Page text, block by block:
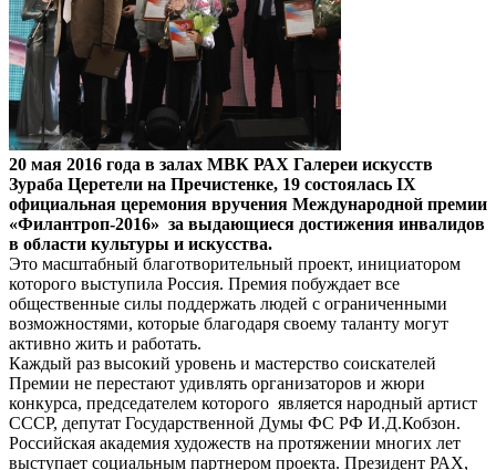
20 мая 2016 года в залах МВК РАХ Галереи искусств
Зураба Церетели на Пречистенке, 19 состоялась IХ
официальная церемония вручения Международной премии
«Филантроп-2016» за выдающиеся достижения инвалидов
в области культуры и искусства.
Это масштабный благотворительный проект, инициатором
которого выступила Россия. Премия побуждает все
общественные силы поддержать людей с ограниченными
возможностями, которые благодаря своему таланту могут
активно жить и работать.
Каждый раз высокий уровень и мастерство соискателей
Премии не перестают удивлять организаторов и жюри
конкурса, председателем которого является народный артист
СССР, депутат Государственной Думы ФС РФ И.Д.Кобзон.
Российская академия художеств на протяжении многих лет
выступает социальным партнером проекта. Президент РАХ,